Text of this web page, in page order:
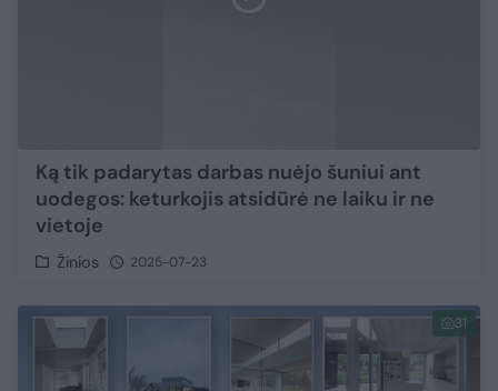
Ką tik padarytas darbas nuėjo šuniui ant
uodegos: keturkojis atsidūrė ne laiku ir ne
vietoje
Žinios 2025-07-23
31